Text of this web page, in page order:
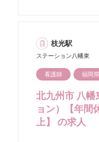
枝光駅
ステーション八幡東
看護師 福岡
北九州市 八幡
ョン）【年間
上】 の求人